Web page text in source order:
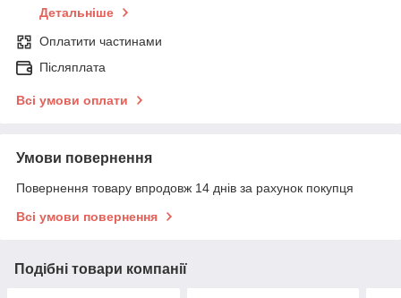
Детальніше
Оплатити частинами
Післяплата
Всі умови оплати
Умови повернення
Повернення товару впродовж 14 днів за рахунок покупця
Всі умови повернення
Подібні товари компанії